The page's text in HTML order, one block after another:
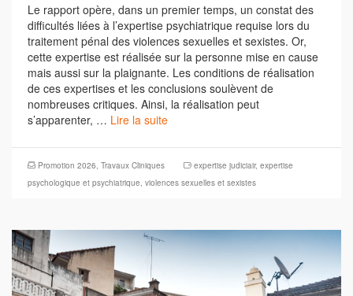
Le rapport opère, dans un premier temps, un constat des
difficultés liées à l’expertise psychiatrique requise lors du
traitement pénal des violences sexuelles et sexistes. Or,
cette expertise est réalisée sur la personne mise en cause
mais aussi sur la plaignante. Les conditions de réalisation
de ces expertises et les conclusions soulèvent de
nombreuses critiques. Ainsi, la réalisation peut
s’apparenter, … Lire la suite
Promotion 2026, Travaux Cliniques expertise judiciair, expertise
psychologique et psychiatrique, violences sexuelles et sexistes